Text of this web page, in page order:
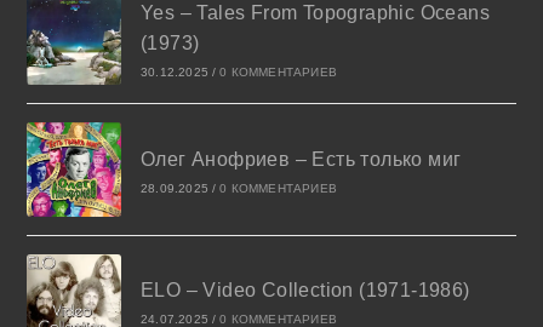
Yes – Tales From Topographic Oceans
(1973)
30.12.2025 / 0 КОММЕНТАРИЕВ
Олег Анофриев – Есть только миг
28.09.2025 / 0 КОММЕНТАРИЕВ
ELO – Video Collection (1971-1986)
24.07.2025 / 0 КОММЕНТАРИЕВ